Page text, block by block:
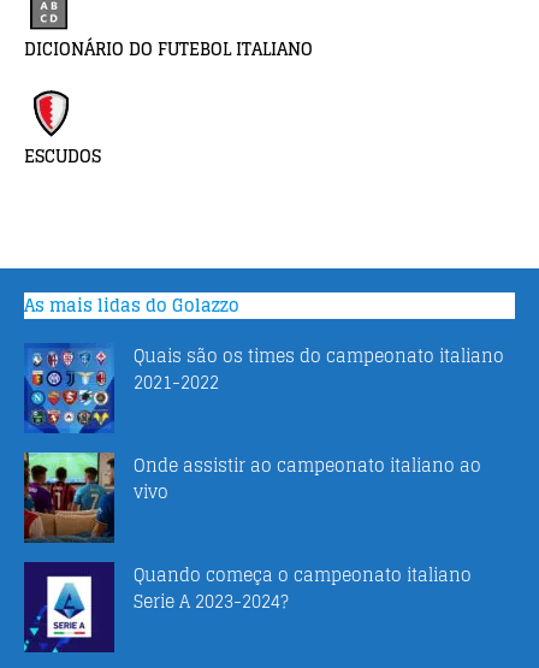
DICIONÁRIO DO FUTEBOL ITALIANO
ESCUDOS
As mais lidas do Golazzo
Quais são os times do campeonato italiano
2021-2022
Onde assistir ao campeonato italiano ao
vivo
Quando começa o campeonato italiano
Serie A 2023-2024?